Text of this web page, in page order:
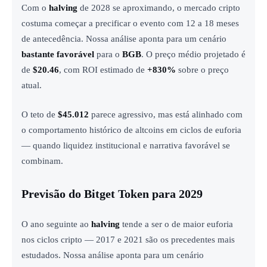
Com o halving de 2028 se aproximando, o mercado cripto
costuma começar a precificar o evento com 12 a 18 meses
de antecedência. Nossa análise aponta para um cenário
bastante favorável para o BGB. O preço médio projetado é
de $20.46, com ROI estimado de +830% sobre o preço
atual.
O teto de $45.012 parece agressivo, mas está alinhado com
o comportamento histórico de altcoins em ciclos de euforia
— quando liquidez institucional e narrativa favorável se
combinam.
Previsão do Bitget Token para 2029
O ano seguinte ao halving tende a ser o de maior euforia
nos ciclos cripto — 2017 e 2021 são os precedentes mais
estudados. Nossa análise aponta para um cenário